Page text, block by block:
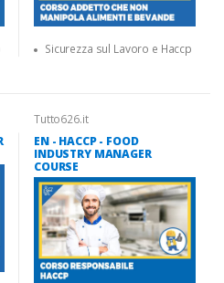
Sicurezza sul Lavoro e Haccp
Tutto626.it
EN - HACCP - FOOD
INDUSTRY MANAGER
COURSE